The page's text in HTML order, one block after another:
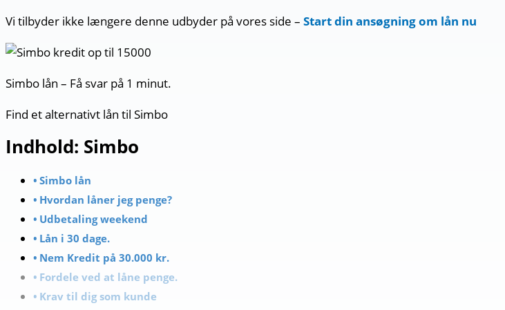
Vi tilbyder ikke længere denne udbyder på vores side – Start din ansøgning om lån nu
Simbo lån – Få svar på 1 minut.
Find et alternativt lån til Simbo
Indhold: Simbo
Simbo lån
Hvordan låner jeg penge?
Udbetaling weekend
Lån i 30 dage.
Nem Kredit på 30.000 kr.
Fordele ved at låne penge.
Krav til dig som kunde